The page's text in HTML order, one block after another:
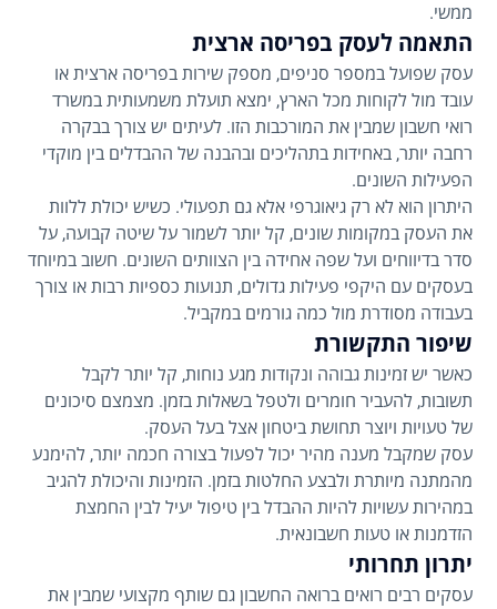
ממשי.
התאמה לעסק בפריסה ארצית
עסק שפועל במספר סניפים, מספק שירות בפריסה ארצית או
עובד מול לקוחות מכל הארץ, ימצא תועלת משמעותית במשרד
רואי חשבון שמבין את המורכבות הזו. לעיתים יש צורך בבקרה
רחבה יותר, באחידות בתהליכים ובהבנה של ההבדלים בין מוקדי
הפעילות השונים.
היתרון הוא לא רק גיאוגרפי אלא גם תפעולי. כשיש יכולת ללוות
את העסק במקומות שונים, קל יותר לשמור על שיטה קבועה, על
סדר בדיווחים ועל שפה אחידה בין הצוותים השונים. חשוב במיוחד
בעסקים עם היקפי פעילות גדולים, תנועות כספיות רבות או צורך
בעבודה מסודרת מול כמה גורמים במקביל.
שיפור התקשורת
כאשר יש זמינות גבוהה ונקודות מגע נוחות, קל יותר לקבל
תשובות, להעביר חומרים ולטפל בשאלות בזמן. מצמצם סיכונים
של טעויות ויוצר תחושת ביטחון אצל בעל העסק.
עסק שמקבל מענה מהיר יכול לפעול בצורה חכמה יותר, להימנע
מהמתנה מיותרת ולבצע החלטות בזמן. הזמינות והיכולת להגיב
במהירות עשויות להיות ההבדל בין טיפול יעיל לבין החמצת
הזדמנות או טעות חשבונאית.
יתרון תחרותי
עסקים רבים רואים ברואה החשבון גם שותף מקצועי שמבין את